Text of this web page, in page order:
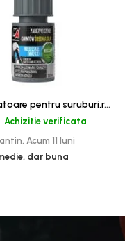
Pasta blocatoare pentru suruburi,rezistenta medie
Achizitie verificata
Acum 11 luni
dar buna